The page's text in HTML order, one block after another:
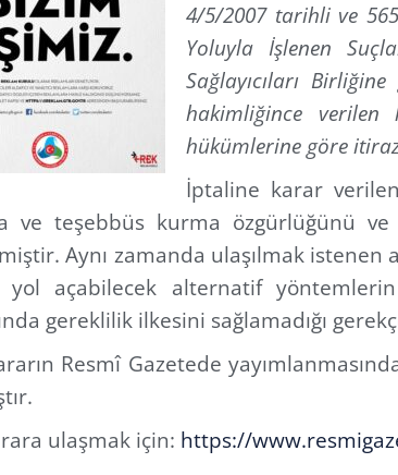
4/5/2007 tarihli ve
Yoluyla İşlenen
Sağlayıcıları
hakimliğince verilen
hükümlerine göre
İptaline karar
ve teşebbüs kurma özgürlüğünü ve
Aynı zamanda ulaşılmak istenen
yol açabilecek alternatif
gereklilik ilkesini sağlamadığı
Resmî Gazetede
ulaşmak için: https://